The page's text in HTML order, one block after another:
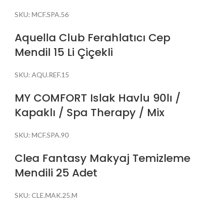
SKU: MCF.SPA.56
Aquella Club Ferahlatıcı Cep
Mendil 15 Li Çiçekli
SKU: AQU.REF.15
MY COMFORT Islak Havlu 90lı /
Kapaklı / Spa Therapy / Mix
SKU: MCF.SPA.90
Clea Fantasy Makyaj Temizleme
Mendili 25 Adet
SKU: CLE.MAK.25.M